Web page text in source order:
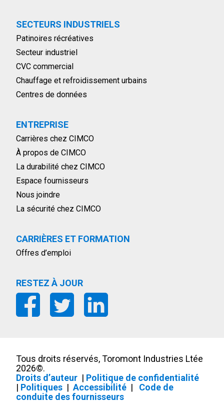
SECTEURS INDUSTRIELS
Patinoires récréatives
Secteur industriel
CVC commercial
Chauffage et refroidissement urbains
Centres de données
ENTREPRISE
Carrières chez CIMCO
À propos de CIMCO
La durabilité chez CIMCO
Espace fournisseurs
Nous joindre
La sécurité chez CIMCO
CARRIÈRES ET FORMATION
Offres d’emploi
RESTEZ À JOUR
Tous droits réservés, Toromont Industries Ltée
2026©.
Droits d’auteur | Politique de confidentialité
| Politiques | Accessibilité | Code de
conduite des fournisseurs